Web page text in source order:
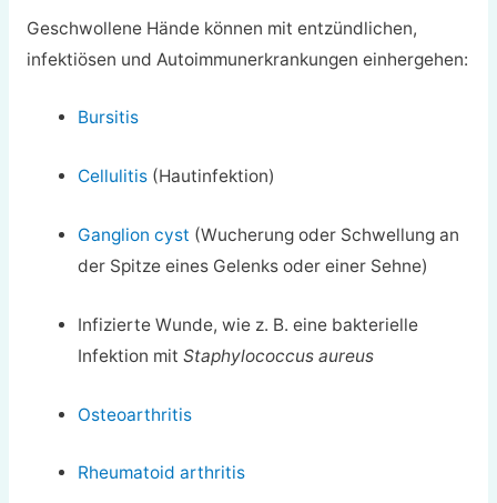
Geschwollene Hände können mit entzündlichen,
infektiösen und Autoimmunerkrankungen einhergehen:
Bursitis
Cellulitis (Hautinfektion)
Ganglion cyst (Wucherung oder Schwellung an
der Spitze eines Gelenks oder einer Sehne)
Infizierte Wunde, wie z. B. eine bakterielle
Infektion mitStaphylococcus aureus
Osteoarthritis
Rheumatoid arthritis